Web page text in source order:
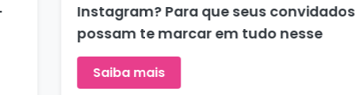
Instagram? Para que seus convidados
possam te marcar em tudo nesse
Saiba mais